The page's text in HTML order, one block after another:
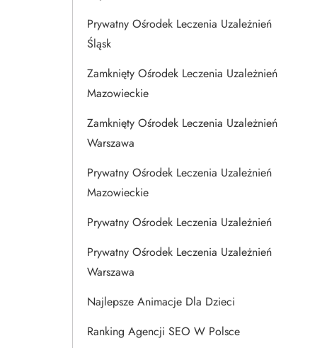
Prywatny Ośrodek Leczenia Uzależnień
Śląsk
Zamknięty Ośrodek Leczenia Uzależnień
Mazowieckie
Zamknięty Ośrodek Leczenia Uzależnień
Warszawa
Prywatny Ośrodek Leczenia Uzależnień
Mazowieckie
Prywatny Ośrodek Leczenia Uzależnień
Prywatny Ośrodek Leczenia Uzależnień
Warszawa
Najlepsze Animacje Dla Dzieci
Ranking Agencji SEO W Polsce